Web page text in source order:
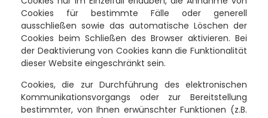
Cookies für bestimmte Fälle oder generell
ausschließen sowie das automatische Löschen der
Cookies beim Schließen des Browser aktivieren. Bei
der Deaktivierung von Cookies kann die Funktionalität
dieser Website eingeschränkt sein.
Cookies, die zur Durchführung des elektronischen
Kommunikationsvorgangs oder zur Bereitstellung
bestimmter, von Ihnen erwünschter Funktionen (z.B.